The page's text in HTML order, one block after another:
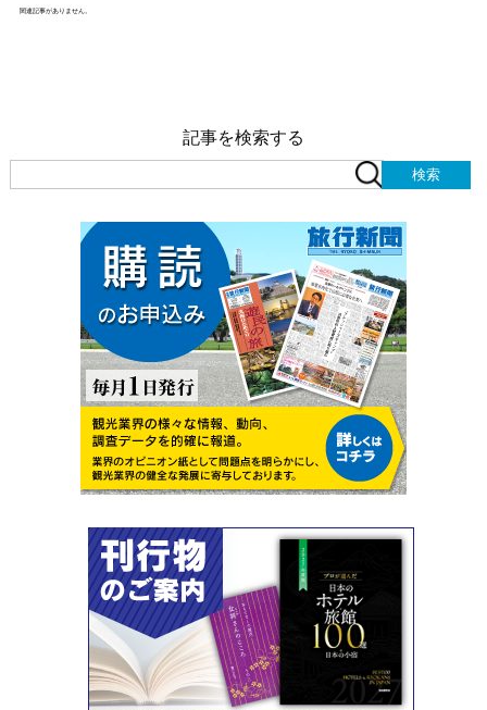
関連記事がありません。
記事を検索する